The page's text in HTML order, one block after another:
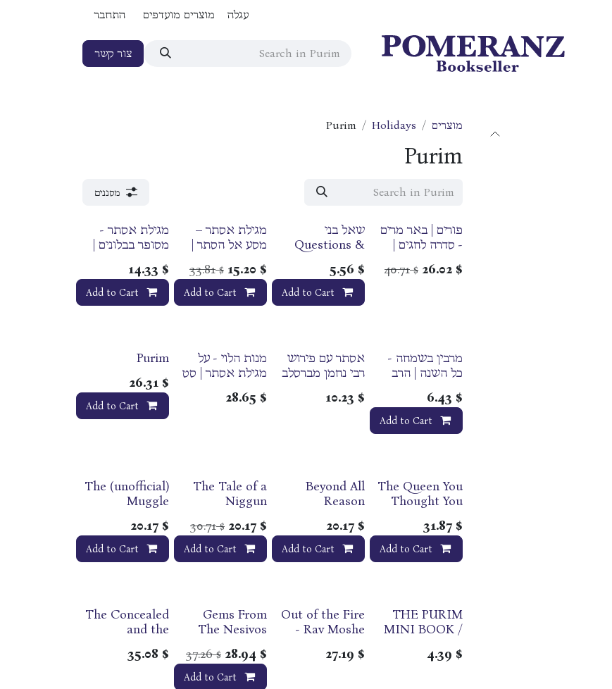
עגלה מוצרים מועדפים התחבר
צור קשר
מוצרים Holidays
Purim
Purim
מסננים
פורים | באר מרים
- סדרה לחגים |
$
26.02
$
40.71
שאל בני
Questions &
Avodas
Hashem |
Purim &
$
5.56
Add to Cart
מגילת אסתר –
מסע אל הסתר |
$
15.20
$
33.81
Add to Cart
מגילת אסתר -
מסופר בבלונים |
$
14.33
Add to Cart
מרבין בשמחה -
כל השנה | הרב
$
6.43
Add to Cart
אסתר עם פירוש
רבי נחמן מברסלב
$
10.23
מנות הלוי - על
מגילת אסתר | סט
$
28.65
Purim
$
26.31
Add to Cart
The Queen You
Thought You
edition | Rav
David Fohrman
$
31.87
Add to Cart
Beyond All
Reason
$
20.17
Add to Cart
The Tale of a
Niggun
$
20.17
$
30.71
Add to Cart
The (unofficial)
Muggle
Megilat Esther
$
20.17
Add to Cart
THE PURIM
MINI BOOK /
$
4.39
Out of print
Out of the Fire
- Rav Moshe
Megilat Esther
$
27.19
Gems From
The Nesivos
$
28.94
$
37.26
Add to Cart
The Concealed
and the
Adar, Purim &
$
35.08